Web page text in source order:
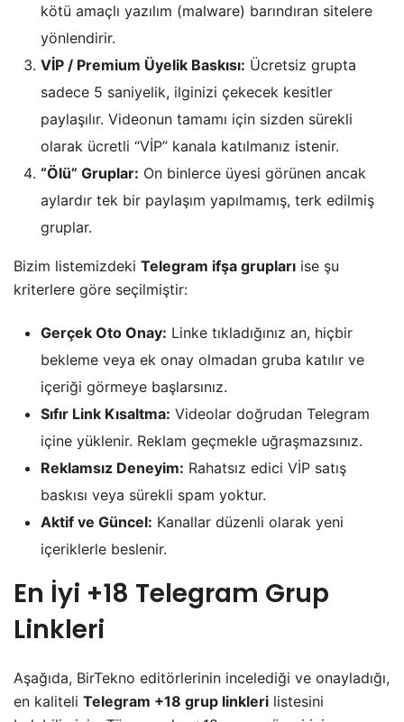
kötü amaçlı yazılım (malware) barındıran sitelere
yönlendirir.
VİP / Premium Üyelik Baskısı: Ücretsiz grupta
sadece 5 saniyelik, ilginizi çekecek kesitler
paylaşılır. Videonun tamamı için sizden sürekli
olarak ücretli “VİP” kanala katılmanız istenir.
“Ölü” Gruplar: On binlerce üyesi görünen ancak
aylardır tek bir paylaşım yapılmamış, terk edilmiş
gruplar.
​Bizim listemizdeki Telegram ifşa grupları ise şu
kriterlere göre seçilmiştir:
Gerçek Oto Onay: Linke tıkladığınız an, hiçbir
bekleme veya ek onay olmadan gruba katılır ve
içeriği görmeye başlarsınız.
Sıfır Link Kısaltma: Videolar doğrudan Telegram
içine yüklenir. Reklam geçmekle uğraşmazsınız.
Reklamsız Deneyim: Rahatsız edici VİP satış
baskısı veya sürekli spam yoktur.
Aktif ve Güncel: Kanallar düzenli olarak yeni
içeriklerle beslenir.
En İyi +18 Telegram Grup
Linkleri
​Aşağıda, BirTekno editörlerinin incelediği ve onayladığı,
en kaliteli Telegram +18 grup linkleri listesini